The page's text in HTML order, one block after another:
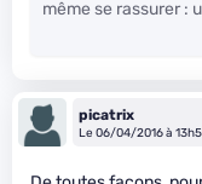
même se rassurer :
picatrix
Le 06/04/2016 à